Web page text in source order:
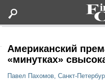
Статьи
Американский
«минутках»
Павел Пахомов, Санкт-